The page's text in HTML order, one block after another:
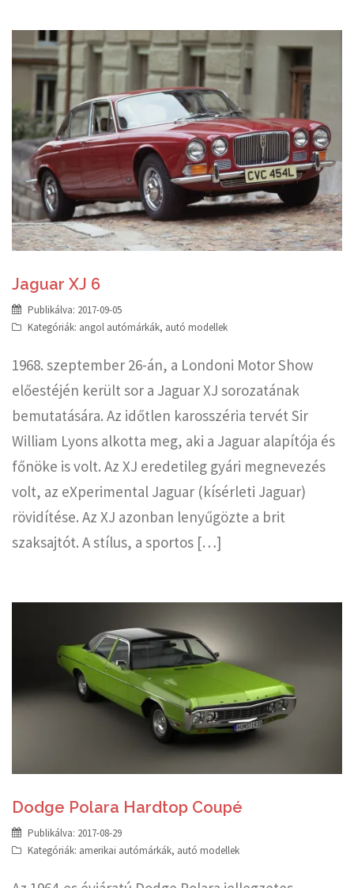
Jaguar XJ 6
Publikálva: 2017-09-05
Kategóriák: angol autómárkák, autó modellek
1968. szeptember 26-án, a Londoni Motor Show
előestéjén került sor a Jaguar XJ sorozatának
bemutatására. Az időtlen karosszéria tervét Sir
William Lyons alkotta meg, aki a Jaguar alapítója és
főnöke is volt. Az XJ eredetileg gyári megnevezés
volt, az eXperimental Jaguar (kísérleti Jaguar)
rövidítése. Az XJ azonban lenyűgözte a brit
szaksajtót. A stílus, a sportos […]
Dodge Polara Hardtop Coupé
Publikálva: 2017-08-29
Kategóriák: amerikai autómárkák, autó modellek